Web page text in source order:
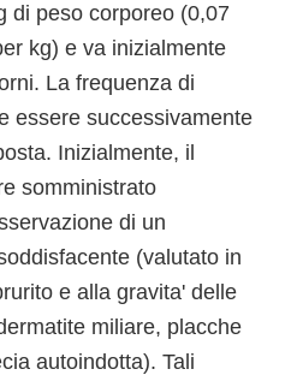
di peso corporeo (0,07
kg) e va inizialmente
La frequenza di
essere successivamente
Inizialmente, il
somministrato
di un
(valutato in
e alla gravita' delle
miliare, placche
autoindotta). Tali